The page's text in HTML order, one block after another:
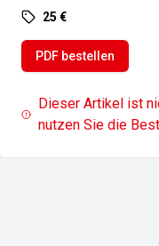
25 €
PDF bestellen
Dieser Artikel ist
nutzen Sie die